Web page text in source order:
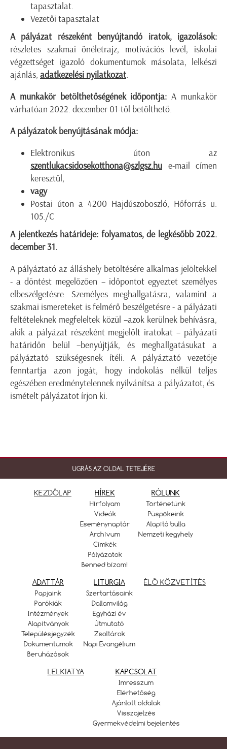
tapasztalat.
Vezetői tapasztalat
A pályázat részeként benyújtandó iratok, igazolások:
részletes szakmai önéletrajz, motivációs levél, iskolai
végzettséget igazoló dokumentumok másolata, lelkészi
ajánlás, adatkezelési nyilatkozat.
A munkakör betölthetőségének időpontja:A munkakör
várhatóan 2022. december 01-től betölthető.
A pályázatok benyújtásának módja:
Elektronikus úton az
szentlukacsidosekotthona@szlgsz.hu e-mail címen
keresztül,
vagy
Postai úton a 4200 Hajdúszoboszló, Hőforrás u.
105./C
A jelentkezés határideje: folyamatos, de legkésőbb2022.
december 31.
A pályáztató az álláshely betöltésére alkalmas jelöltekkel
- a döntést megelőzően – időpontot egyeztet személyes
elbeszélgetésre. Személyes meghallgatásra, valamint a
szakmai ismereteket is felmérő beszélgetésre - a pályázati
feltételeknek megfeleltek közül –azok kerülnek behívásra,
akik a pályázat részeként megjelölt iratokat – pályázati
határidőn belül –benyújtják, és meghallgatásukat a
pályáztató szükségesnek ítéli. A pályáztató vezetője
fenntartja azon jogát, hogy indokolás nélkül teljes
egészében eredménytelennek nyilvánítsa a pályázatot, és
ismételt pályázatot írjon ki.
UGRÁS AZ OLDAL TETEJÉRE
KEZDŐLAP HÍREK
Hírfolyam
Videók
Eseménynaptár
Archívum
Címkék
Pályázatok
Benned bízom!
RÓLUNK
Történetünk
Püspökeink
Alapító bulla
Nemzeti kegyhely
ADATTÁR
Papjaink
Parókiák
Intézmények
Alapítványok
Településjegyzék
Dokumentumok
Beruházások
LITURGIA
Szertartásaink
Dallamvilág
Egyházi év
Útmutató
Zsoltárok
Napi Evangélium
ÉLŐ KÖZVETÍTÉS
LELKIATYA KAPCSOLAT
Imresszum
Elérhetőség
Ajánlott oldalak
Visszajelzés
Gyermekvédelmi bejelentés